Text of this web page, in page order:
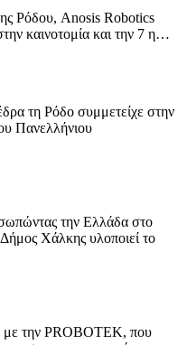
Ρόδου, Anosis Robotics
καινοτομία και την 7 η…
τη Ρόδο συμμετείχε στην
Πανελλήνιου
την Ελλάδα στο
Χάλκης υλοποιεί το
με την PROBOTEK, που